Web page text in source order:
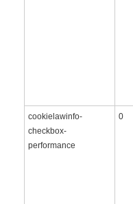
cookielawinfo-
checkbox-
performance
0